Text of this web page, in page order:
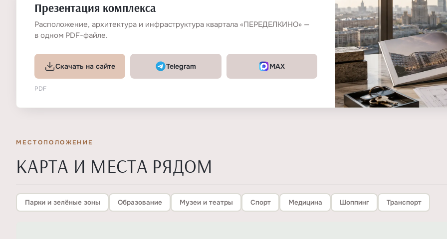
Презентация комплекса
Расположение, архитектура и инфраструктура квартала «ПЕРЕДЕЛКИНО» —
в одном PDF-файле.
Скачать на сайте Telegram MAX
PDF
МЕСТОПОЛОЖЕНИЕ
КАРТА И МЕСТА РЯДОМ
Парки и зелёные зоны Образование Музеи и театры Спорт Медицина Шоппинг Транспорт